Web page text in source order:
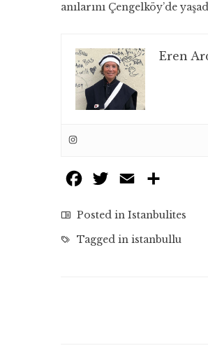
anılarını Çengelköy’de
Eren
FacebookTwitterEmail
Posted in Istanbulites
Tagged in istanbullu